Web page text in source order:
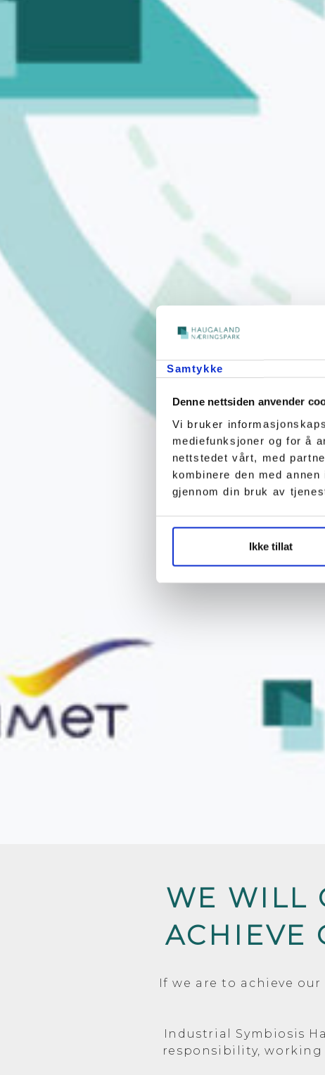
Samtykke
Denne nettsiden anvender
Vi bruker
mediefunksjoner og for å
nettstedet vårt, med
kombinere den med
gjennom din bruk av
Ikke tillat
WE WILL
ACHIEVE
If we are to achieve
Industrial Symbiosis
responsibility,